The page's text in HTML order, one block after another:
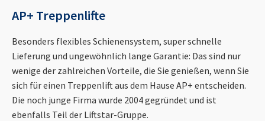
AP+ Treppenlifte
Besonders flexibles Schienensystem, super schnelle
Lieferung und ungewöhnlich lange Garantie: Das sind nur
wenige der zahlreichen Vorteile, die Sie genießen, wenn Sie
sich für einen Treppenlift aus dem Hause AP+ entscheiden.
Die noch junge Firma wurde 2004 gegründet und ist
ebenfalls Teil der Liftstar-Gruppe.